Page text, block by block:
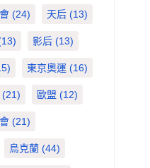
(24) 天后 (13)
影后 (13)
東京奧運 (16)
(21) 歐盟 (12)
(21)
烏克蘭 (44)